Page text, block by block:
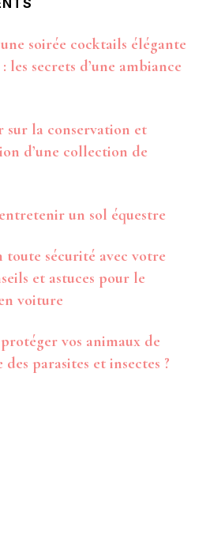
soirée cocktails élégante
les secrets d’une ambiance
sur la conservation et
d’une collection de
un sol équestre
toute sécurité avec votre
et astuces pour le
voiture
vos animaux de
parasites et insectes ?